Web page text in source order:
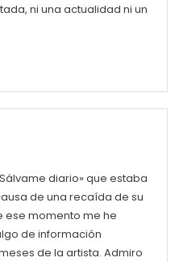
ni una actualidad ni un
diario» que estaba
de una recaída de su
ese momento me he
de información
de la artista. Admiro